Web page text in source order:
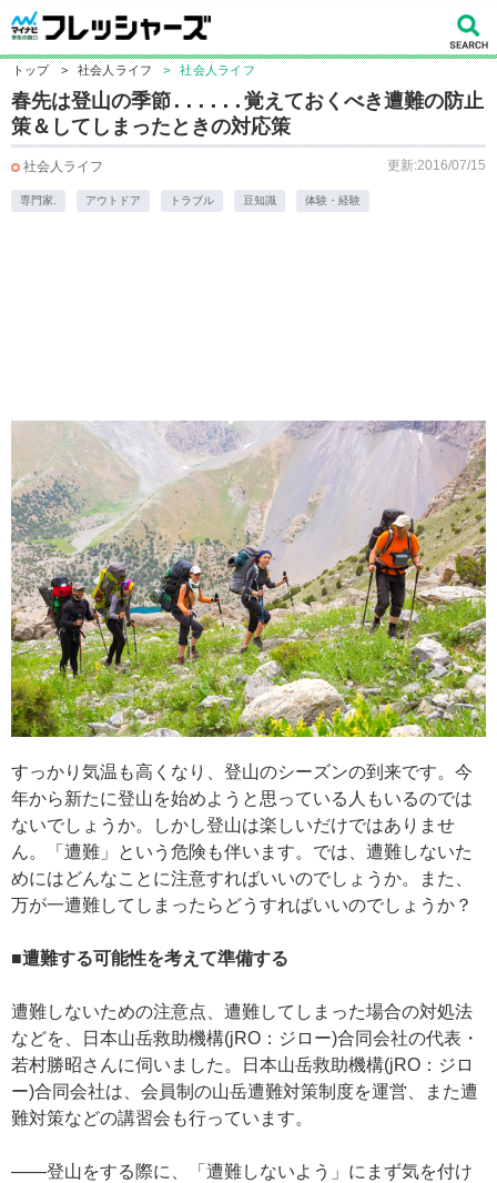
トップ > 社会人ライフ > 社会人ライフ
春先は登山の季節......覚えておくべき遭難の防止
策＆してしまったときの対応策
社会人ライフ 更新:2016/07/15
専門家. アウトドア トラブル 豆知識 体験・経験
すっかり気温も高くなり、登山のシーズンの到来です。今
年から新たに登山を始めようと思っている人もいるのでは
ないでしょうか。しかし登山は楽しいだけではありませ
ん。「遭難」という危険も伴います。では、遭難しないた
めにはどんなことに注意すればいいのでしょうか。また、
万が一遭難してしまったらどうすればいいのでしょうか？
■遭難する可能性を考えて準備する
遭難しないための注意点、遭難してしまった場合の対処法
などを、日本山岳救助機構(jRO：ジロー)合同会社の代表・
若村勝昭さんに伺いました。日本山岳救助機構(jRO：ジロ
ー)合同会社は、会員制の山岳遭難対策制度を運営、また遭
難対策などの講習会も行っています。
——登山をする際に、「遭難しないよう」にまず気を付け